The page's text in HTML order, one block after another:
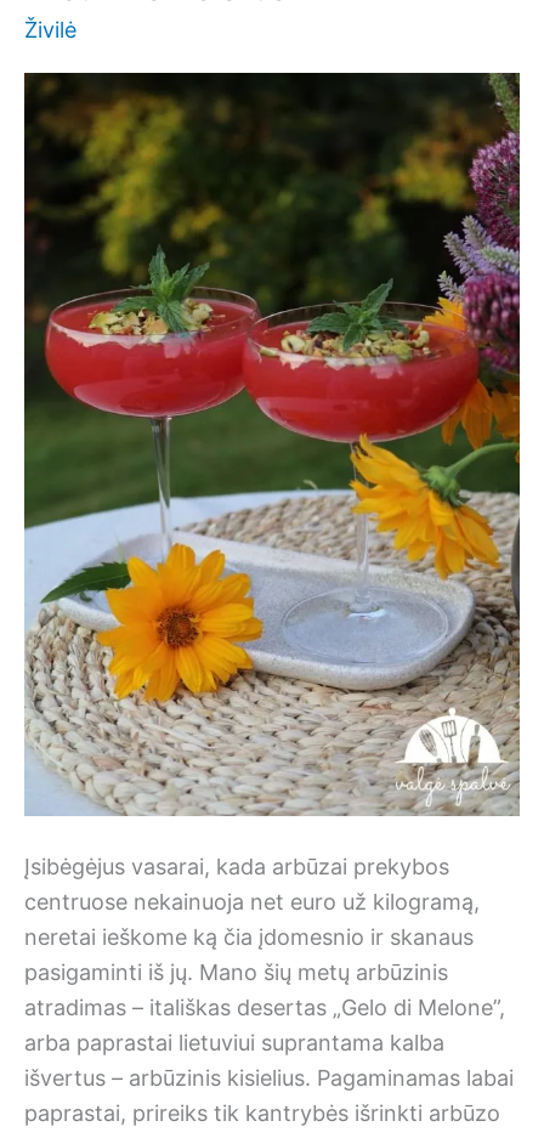
Živilė
Įsibėgėjus vasarai, kada arbūzai prekybos
centruose nekainuoja net euro už kilogramą,
neretai ieškome ką čia įdomesnio ir skanaus
pasigaminti iš jų. Mano šių metų arbūzinis
atradimas – itališkas desertas „Gelo di Melone”,
arba paprastai lietuviui suprantama kalba
išvertus – arbūzinis kisielius. Pagaminamas labai
paprastai, prireiks tik kantrybės išrinkti arbūzo